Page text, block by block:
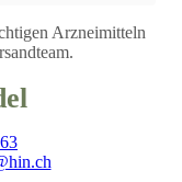
Arzneimitteln